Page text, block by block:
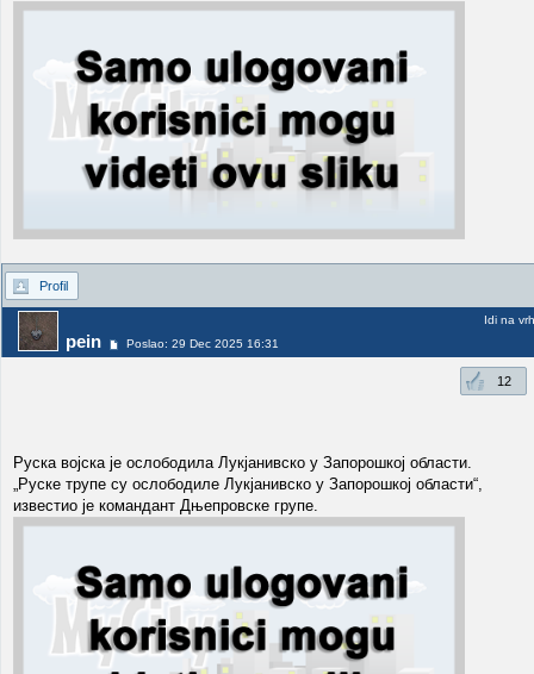
Profil
pein Poslao: 29 Dec 2025 16:31
Idi na vrh
12
Руска војска је ослободила Лукјанивско у Запорошкој области.
„Руске трупе су ослободиле Лукјанивско у Запорошкој области“,
известио је командант Дњепровске групе.